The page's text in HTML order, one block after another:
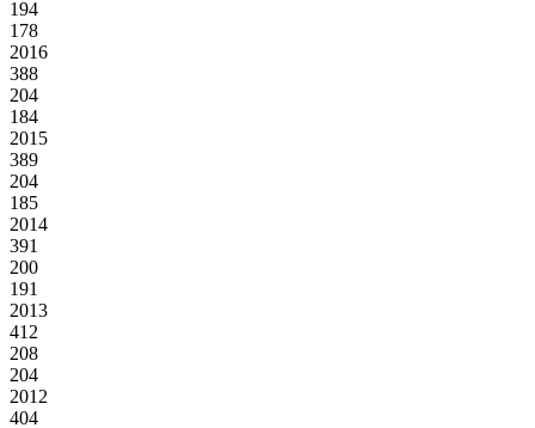
194
178
2016
388
204
184
2015
389
204
185
2014
391
200
191
2013
412
208
204
2012
404